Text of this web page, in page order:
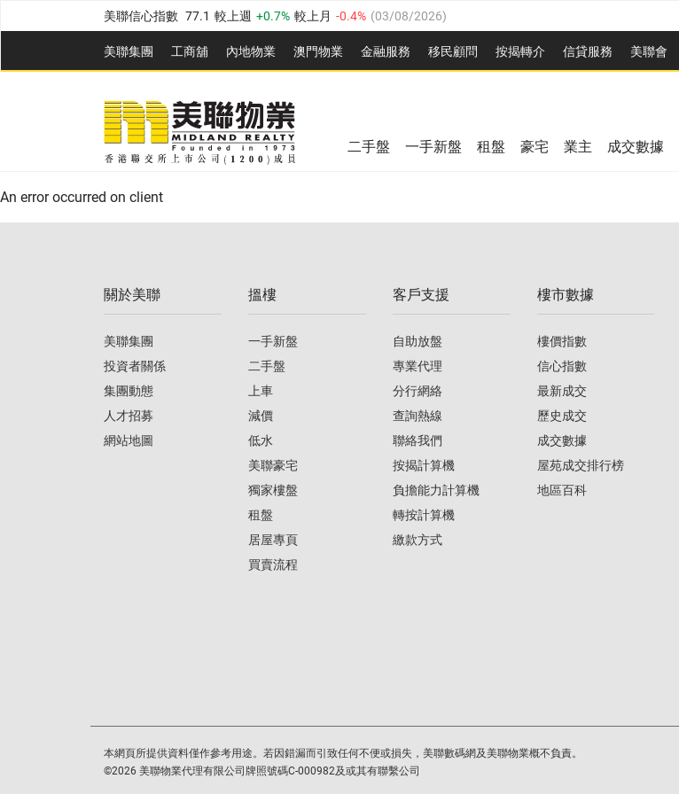
美聯信心指數 77.1 較上週 0.7% 較上月 -0.4% (03/08/2026)
全港樓價指數 149.1 較上週 0% 較上月 0.4% (03/08/2026)
港島樓價指數 157.4 較上週 -0.3% 較上月 -0.8% (03/08/2026)
九龍樓價指數 156.4 較上週 -0.1%
新界樓價指數 134.8 較上週 0.1% 0.9% 03/08/2026
美聯信心指數 77.1 較上週 0.7% 較上月
美聯集團 工商舖 內地物業 澳門物業 金融服務 移民顧問 按揭轉介 信貸服務 美聯會
全港樓價指數 149.1 較上週 0% 較上月
美聯信心指數 較上週 0.7% 03/08/2026)
二手盤 一手新盤 租盤 豪宅 業主 成交數據
An error occurred on client
關於美聯
美聯集團
投資者關係
集團動態
人才招募
網站地圖
搵樓
一手新盤
二手盤
上車
減價
低水
美聯豪宅
獨家樓盤
租盤
居屋專頁
買賣流程
客戶支援
自助放盤
專業代理
分行網絡
查詢熱線
聯絡我們
按揭計算機
負擔能力計算機
轉按計算機
繳款方式
樓市數據
樓價指數
信心指數
最新成交
歷史成交
成交數據
屋苑成交排行榜
地區百科
本網頁所提供資料僅作參考用途。若因錯漏而引致任何不便或損失，美聯數碼網及美聯物業概不負責。
©2026 美聯物業代理有限公司牌照號碼C-000982及或其有聯繫公司